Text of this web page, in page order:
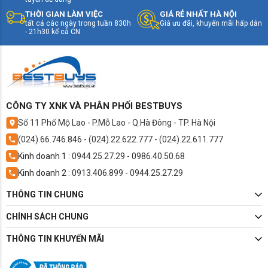
giúp người dùng yên tâm đặt các hộp thức ăn lớn
hoặc nồi nhỏ mà không lo nứt vỡ. Ngăn đá có
thực phẩm đông lạnh dùng trong thời gian ngắn
đến trung hạn.
Kháng khuẩn: Bộ lọc than hoạt tính Deodorizer
Khử mùi: Bộ lọc khử mùi than hoạt tính
Chất liệu bên ngoài: Cửa kính
Công nghệ Inverter: LG Smart Inverter Compressor
Số sao năng lượng: 4 sao
Làm đá tự động: Không
Lấy nước bên ngoài: Không
Chuông báo cửa: Có
Điện năng tiêu thụ: 384 kWh
Kết nối Wifi: Không
Khối lượng sản phẩm (kg): 50 kg
Kích thước sản phẩm: Dài 633 mm - Rộng 603 mm - Cao
1589 mm
THỜI GIAN LÀM VIỆC
tất cả các ngày trong tuần 830h
- 21h30 kể cả CN
GIÁ RẺ NHẤT HÀ NỘI
Giá ưu đãi, khuyến mãi hấp dẫn
CÔNG TY XNK VÀ PHÂN PHỐI BESTBUYS
Số 11 Phố Mộ Lao - P.Mỗ Lao - Q.Hà Đông - TP. Hà Nội
(024).66.746.846 - (024).22.622.777 - (024).22.611.777
Kinh doanh 1 : 0944.25.27.29 - 0986.40.50.68
Kinh doanh 2 : 0913.406.899 - 0944.25.27.29
THÔNG TIN CHUNG
CHÍNH SÁCH CHUNG
THÔNG TIN KHUYẾN MÃI